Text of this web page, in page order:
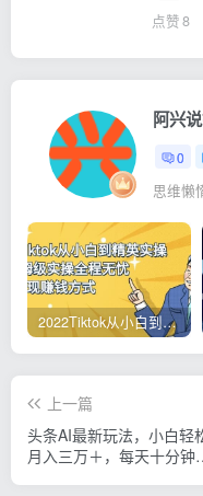
点赞8
阿兴
0
思维懒
2022Tiktok从小白到精英实操，0-1保姆级实操全程无忧，多种变现赚钱方式
上一篇
头条AI最新玩法，小白轻
月入三万＋，每天十分钟